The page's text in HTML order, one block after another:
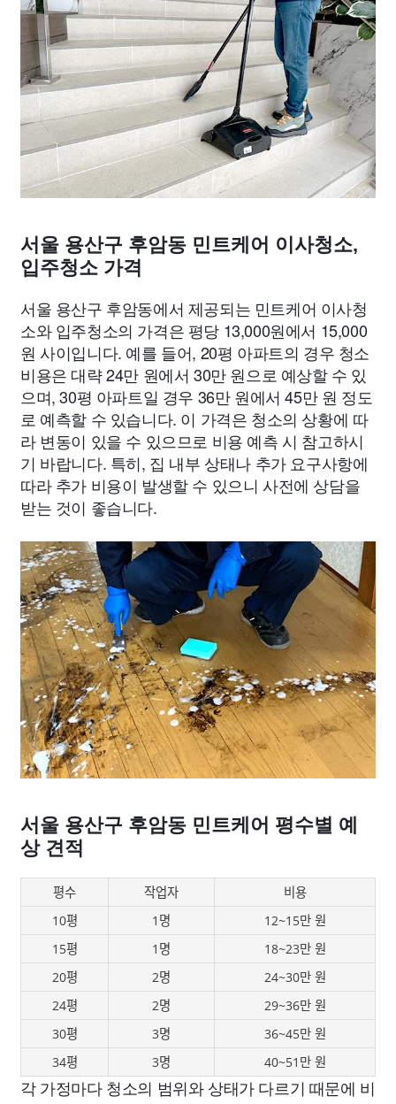
서울 용산구 후암동 민트케어 이사청소,
입주청소 가격
서울 용산구 후암동에서 제공되는 민트케어 이사청
소와 입주청소의 가격은 평당 13,000원에서 15,000
원 사이입니다. 예를 들어, 20평 아파트의 경우 청소
비용은 대략 24만 원에서 30만 원으로 예상할 수 있
으며, 30평 아파트일 경우 36만 원에서 45만 원 정도
로 예측할 수 있습니다. 이 가격은 청소의 상황에 따
라 변동이 있을 수 있으므로 비용 예측 시 참고하시
기 바랍니다. 특히, 집 내부 상태나 추가 요구사항에
따라 추가 비용이 발생할 수 있으니 사전에 상담을
받는 것이 좋습니다.
서울 용산구 후암동 민트케어 평수별 예
상 견적
평수 작업자
비용
10평
1명
12~15만 원
15평
1명
18~23만 원
20평
2명
24~30만 원
24평
2명
29~36만 원
30평
3명
36~45만 원
34평
3명 40~51만 원
각 가정마다 청소의 범위와 상태가 다르기 때문에 비